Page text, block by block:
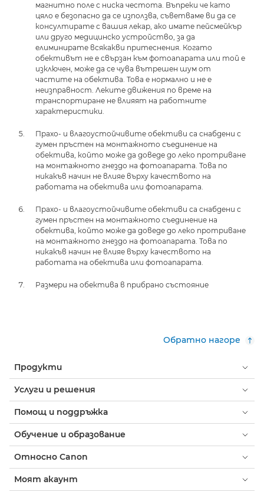
магнитно поле с ниска честота. Въпреки че като
цяло е безопасно да се използва, съветваме ви да се
консултирате с вашия лекар, ако имате пейсмейкър
или друго медицинско устройство, за да
елиминирате всякакви притеснения. Когато
обективът не е свързан към фотоапарата или той е
изключен, може да се чува вътрешен шум от
частите на обектива. Това е нормално и не е
неизправност. Леките движения по време на
транспортиране не влияят на работните
характеристики.
Прахо- и влагоустойчивите обективи са снабдени с
гумен пръстен на монтажното съединение на
обектива, който може да доведе до леко протриване
на монтажното гнездо на фотоапарата. Това по
никакъв начин не влияе върху качеството на
работата на обектива или фотоапарата.
Прахо- и влагоустойчивите обективи са снабдени с
гумен пръстен на монтажното съединение на
обектива, който може да доведе до леко протриване
на монтажното гнездо на фотоапарата. Това по
никакъв начин не влияе върху качеството на
работата на обектива или фотоапарата.
Размери на обектива в прибрано състояние
Обратно нагоре
Продукти
Услуги и решения
Помощ и поддръжка
Обучение и образование
Относно Canon
Моят акаунт